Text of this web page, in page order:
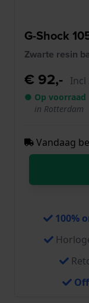
G-Shock
Zwarte resin
€ 92,- Incl
● Op voorraad
in Rotterdam
Vandaag
100%